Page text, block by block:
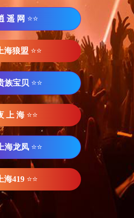
遥 网 ⭐⭐
上海狼盟 ⭐⭐
族宝贝 ⭐⭐
上 海 ⭐⭐
上海龙凤 ⭐⭐
上海419 ⭐⭐